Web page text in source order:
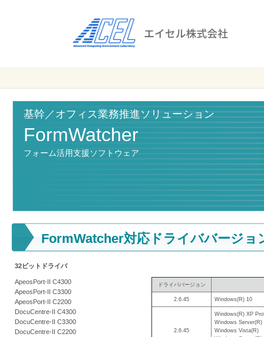
株式会社
ス
効
率
ス
削
援
基幹／オフィス業務推進ソリューション
FormWatcher
フォーム活用支援ソフトウェア
FormWatcher対応ドライババージョ
32ビットドライバ
ApeosPort-II C4300
ApeosPort-II C3300
ApeosPort-II C2200
DocuCentre-II C4300
DocuCentre-II C3300
DocuCentre-II C2200
ドライババージョン
2.6.45 Windows(R) 10
2.6.45
Windows(R) XP
Windows Server(R)
Windows Vista(R)
セ
株
式
会
社